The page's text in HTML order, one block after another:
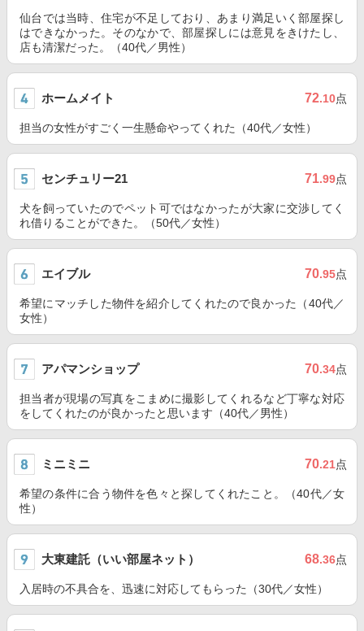
仙台では当時、住宅が不足しており、あまり満足いく部屋探し
はできなかった。そのなかで、部屋探しには意見をきけたし、
店も清潔だった。（40代／男性）
ホームメイト 72.10点
担当の女性がすごく一生懸命やってくれた（40代／女性）
センチュリー21 71.99点
犬を飼っていたのでペット可ではなかったが大家に交渉してく
れ借りることができた。（50代／女性）
エイブル 70.95点
希望にマッチした物件を紹介してくれたので良かった（40代／
女性）
アパマンショップ 70.34点
担当者が現場の写真をこまめに撮影してくれるなど丁寧な対応
をしてくれたのが良かったと思います（40代／男性）
ミニミニ 70.21点
希望の条件に合う物件を色々と探してくれたこと。（40代／女
性）
大東建託（いい部屋ネット） 68.36点
入居時の不具合を、迅速に対応してもらった（30代／女性）